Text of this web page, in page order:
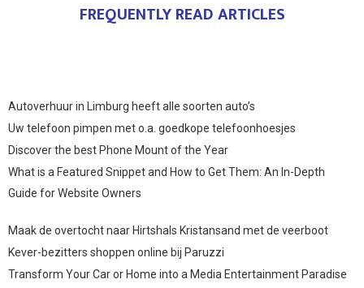
FREQUENTLY READ ARTICLES
Autoverhuur in Limburg heeft alle soorten auto’s
Uw telefoon pimpen met o.a. goedkope telefoonhoesjes
Discover the best Phone Mount of the Year
What is a Featured Snippet and How to Get Them: An In-Depth
Guide for Website Owners
Maak de overtocht naar Hirtshals Kristansand met de veerboot
Kever-bezitters shoppen online bij Paruzzi
Transform Your Car or Home into a Media Entertainment Paradise